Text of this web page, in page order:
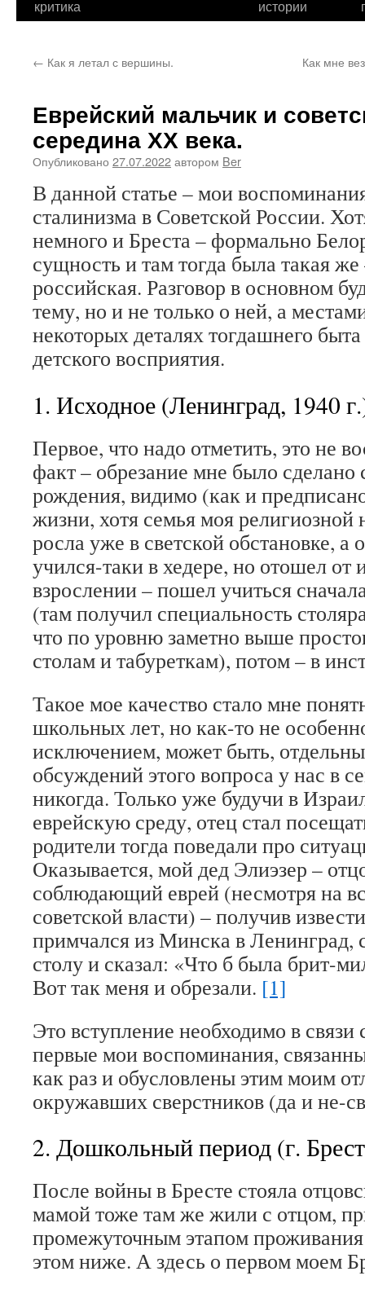
критика
истории
← Как я летал с вершины. Как мне
Еврейский мальчик и
середина ХХ века.
Опубликовано 27.07.2022автором Ber
В данной статье – мои
сталинизма в Советской России.
немного и Бреста – формально
сущность и там тогда была такая же
российская. Разговор в основном
тему, но и не только о ней, а
некоторых деталях тогдашнего
детского восприятия.
1. Исходное (Ленинград, 1940
Первое, что надо отметить, это не
факт – обрезание мне было сделано
рождения, видимо (как и
жизни, хотя семья моя
росла уже в светской обстановке, а
учился-таки в хедере, но отошел от
взрослении – пошел учиться
(там получил специальность
что по уровню заметно выше
столам и табуреткам), потом – в
Такое мое качество стало мне
школьных лет, но как-то не
исключением, может быть,
обсуждений этого вопроса у нас в
никогда. Только уже будучи в
еврейскую среду, отец стал
родители тогда поведали про
Оказывается, мой дед Элиэзер –
соблюдающий еврей (несмотря на
советской власти) – получив
примчался из Минска в Ленинград,
столу и сказал: «Что б была брит-
Вот так меня и обрезали. [1]
Это вступление необходимо в связи
первые мои воспоминания,
как раз и обусловлены этим моим
окружавших сверстников (да и не-
2. Дошкольный период (г.
После войны в Бресте стояла
мамой тоже там же жили с отцом,
промежуточным этапом
этом ниже. А здесь о первом моем